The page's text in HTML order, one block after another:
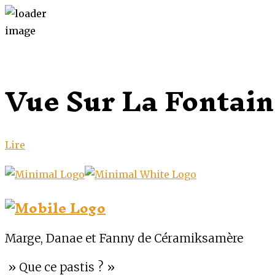
Vue Sur La
Lire
Marge, Danae et Fanny de Céramiksamère
» Que ce pastis ? »